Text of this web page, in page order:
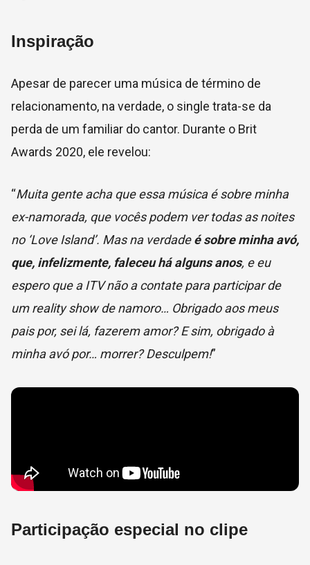
Inspiração
Apesar de parecer uma música de término de
relacionamento, na verdade, o single trata-se da
perda de um familiar do cantor. Durante o Brit
Awards 2020, ele revelou:
“Muita gente acha que essa música é sobre minha
ex-namorada, que vocês podem ver todas as noites
no ‘Love Island’. Mas na verdadeé sobre minha avó,
que, infelizmente, faleceu há alguns anos, e eu
espero que a ITV não a contate para participar de
um reality show de namoro… Obrigado aos meus
pais por, sei lá, fazerem amor? E sim, obrigado à
minha avó por… morrer? Desculpem!”
Participação especial no clipe